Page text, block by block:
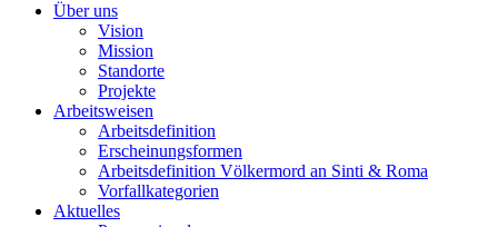
Über uns
Vision
Mission
Standorte
Projekte
Arbeitsweisen
Arbeitsdefinition
Erscheinungsformen
Arbeitsdefinition Völkermord an Sinti & Roma
Vorfallkategorien
Aktuelles